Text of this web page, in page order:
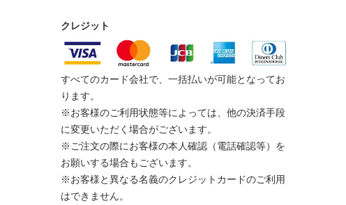
クレジット
すべてのカード会社で、一括払いが可能となってお
ります。
※お客様のご利用状態等によっては、他の決済手段
に変更いただく場合がございます。
※ご注文の際にお客様の本人確認（電話確認等）を
お願いする場合もございます。
※お客様と異なる名義のクレジットカードのご利用
はできません。